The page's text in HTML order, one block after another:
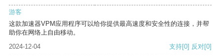
游客
这款加速器VPM应用程序可以给你提供最高速度和安全性的连接，并帮
助你在网络上自由移动。
2024-12-04
支持[0] 反对[0]